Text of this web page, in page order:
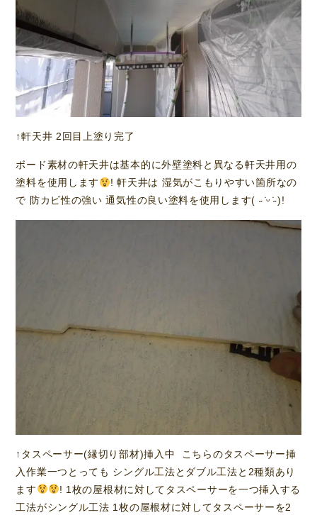
↑軒天井 2回目上塗り完了
ボード素材の軒天井は基本的に外壁塗料と異なる軒天井用の
塗料を使用します
! 軒天井は 湿気がこもりやすい箇所なの
で 防カビ性の強い 通気性の良い塗料を使用します( ˶ ̇ᵕ​ ̇˶)!
↑タスペーサー(縁切り部材)挿入中 こちらのタスペーサー挿
入作業一つとっても シングル工法とダブル工法と2種類あり
ます
! 1枚の屋根材に対してタスペーサーを一つ挿入する
工法がシングル工法 1枚の屋根材に対してタスペーサーを2